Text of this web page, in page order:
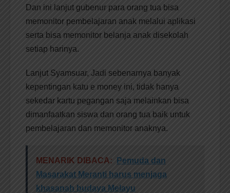
Dan ini lanjut gubenur para orang tua bisa
memonitor pembelajaran anak melalui aplikasi
serta bisa memonitor belanja anak disekolah
setiap harinya.
Lanjut Syamsuar, Jadi sebenarnya banyak
kepentingan katu e money ini, tidak hanya
sekedar kartu pegangan saja melainkan bisa
dimanfaatkan siswa dan orang tua baik untuk
pembelajaran dan memonitor anaknya.
MENARIK DIBACA:
Pemuda dan
Masarakat Meranti harus menjaga
khasanah budaya Melayu